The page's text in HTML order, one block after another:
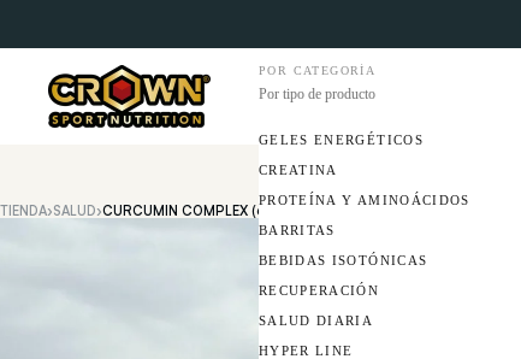
POR CATEGORÍA
Por tipo de producto
GELES ENERGÉTICOS
CREATINA
PROTEÍNA Y AMINOÁCIDOS
BARRITAS
BEBIDAS ISOTÓNICAS
RECUPERACIÓN
SALUD DIARIA
HYPER LINE
TIENDA›SALUD›CURCUMIN COMPLEX (60 CAPS)